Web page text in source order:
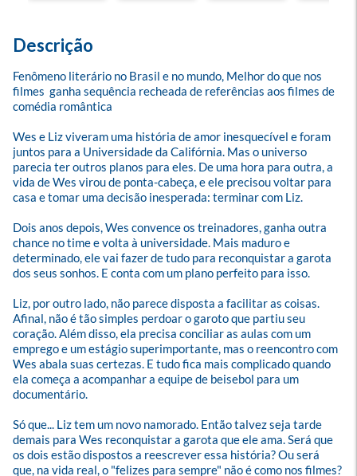
Descrição
Fenômeno literário no Brasil e no mundo, Melhor do que nos
filmes  ganha sequência recheada de referências aos filmes de
comédia romântica
Wes e Liz viveram uma história de amor inesquecível e foram
juntos para a Universidade da Califórnia. Mas o universo
parecia ter outros planos para eles. De uma hora para outra, a
vida de Wes virou de ponta-cabeça, e ele precisou voltar para
casa e tomar uma decisão inesperada: terminar com Liz.
Dois anos depois, Wes convence os treinadores, ganha outra
chance no time e volta à universidade. Mais maduro e
determinado, ele vai fazer de tudo para reconquistar a garota
dos seus sonhos. E conta com um plano perfeito para isso.
Liz, por outro lado, não parece disposta a facilitar as coisas.
Afinal, não é tão simples perdoar o garoto que partiu seu
coração. Além disso, ela precisa conciliar as aulas com um
emprego e um estágio superimportante, mas o reencontro com
Wes abala suas certezas. E tudo fica mais complicado quando
ela começa a acompanhar a equipe de beisebol para um
documentário.
Só que... Liz tem um novo namorado. Então talvez seja tarde
demais para Wes reconquistar a garota que ele ama. Será que
os dois estão dispostos a reescrever essa história? Ou será
que, na vida real, o "felizes para sempre" não é como nos filmes?